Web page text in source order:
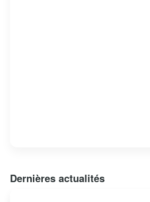
Dernières actualités